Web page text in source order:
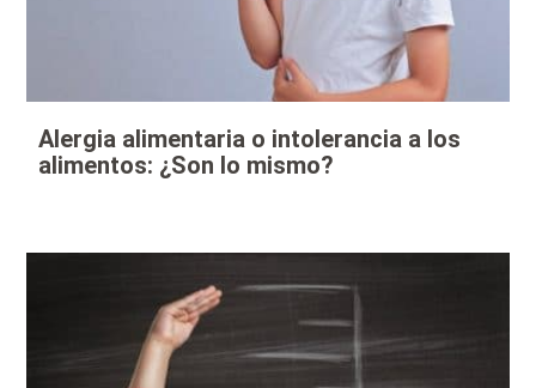
Alergia alimentaria o intolerancia a los
alimentos: ¿Son lo mismo?